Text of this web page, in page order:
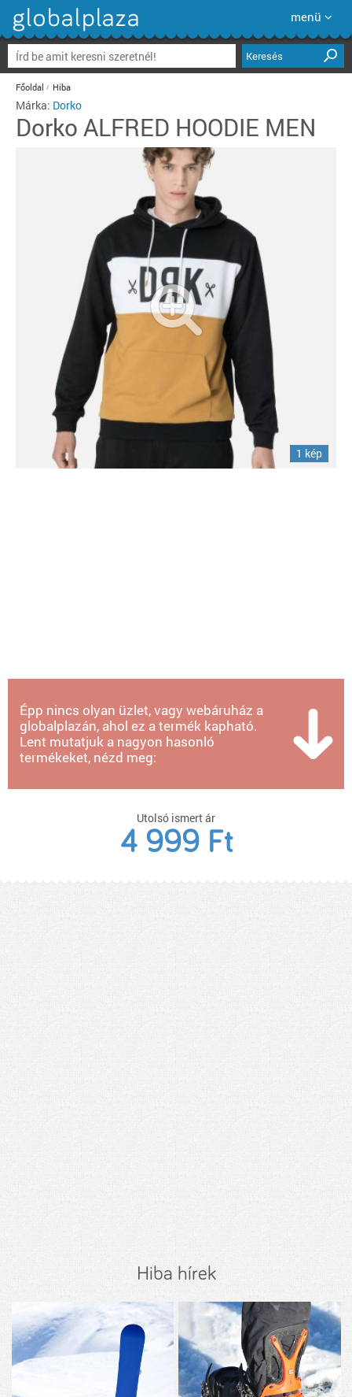
menü
Keresés
Főoldal Hiba
Márka: Dorko
Dorko ALFRED HOODIE MEN
1 kép
Épp nincs olyan üzlet, vagy webáruház a
globalplazán, ahol ez a termék kapható.
Lent mutatjuk a nagyon hasonló
termékeket, nézd meg:
Utolsó ismert ár
4 999 Ft
Hiba hírek